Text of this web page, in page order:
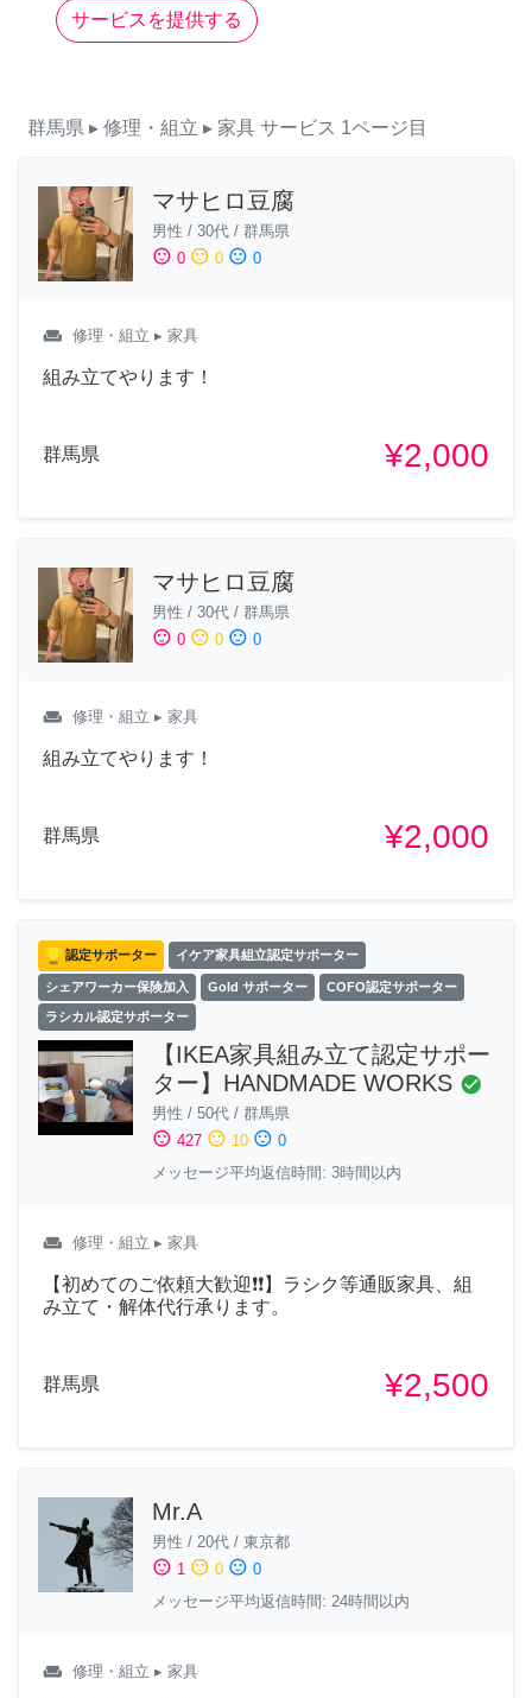
サービスを提供する
群馬県 ▸ 修理・組立 ▸ 家具 サービス 1ページ目
マサヒロ豆腐
男性 / 30代 / 群馬県
sentiment_satisfied 0 sentiment_neutral 0 sentiment_dissatisfied 0
weekend 修理・組立 ▸ 家具
組み立てやります！
群馬県 ¥2,000
マサヒロ豆腐
男性 / 30代 / 群馬県
sentiment_satisfied 0 sentiment_neutral 0 sentiment_dissatisfied 0
weekend 修理・組立 ▸ 家具
組み立てやります！
群馬県 ¥2,000
認定サポーター イケア家具組立認定サポーター
シェアワーカー保険加入 Gold サポーター COFO認定サポーター
ラシカル認定サポーター
【IKEA家具組み立て認定サポー
ター】HANDMADE WORKS check_circle
男性 / 50代 / 群馬県
sentiment_satisfied 427 sentiment_neutral 10 sentiment_dissatisfied 0
メッセージ平均返信時間: 3時間以内
weekend 修理・組立 ▸ 家具
【初めてのご依頼大歓迎❗❗】ラシク等通販家具、組
み立て・解体代行承ります。
群馬県 ¥2,500
Mr.A
男性 / 20代 / 東京都
sentiment_satisfied 1 sentiment_neutral 0 sentiment_dissatisfied 0
メッセージ平均返信時間: 24時間以内
weekend 修理・組立 ▸ 家具